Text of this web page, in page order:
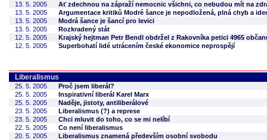
13. 5. 2005
Ať zdechnou na zápraží nemocnic všichni, co nebudou mít na
13. 5. 2005
Argumentace kritiků Modré šance je nepodložená, plná chyb a
13. 5. 2005
Modrá šance je šancí pro levici
13. 5. 2005
Rozkradený stát
12. 5. 2005
Krajský hejtman Petr Bendl obdržel z Rakovníka petici 4965
12. 5. 2005
Superbohatí lidé utrácením české ekonomice neprospějí
Liberalismus
25. 5. 2005
Proč jsem liberál?
25. 5. 2005
Inspirativní liberál Karel Marx
25. 5. 2005
Naděje, jistoty, antiliberálové
23. 5. 2005
Liberalismus (?) a represe
23. 5. 2005
Chci mluvit do toho, co se mi nelíbí
22. 5. 2005
Co není liberalismus
20. 5. 2005
Liberalismus znamená především osobní svobodu